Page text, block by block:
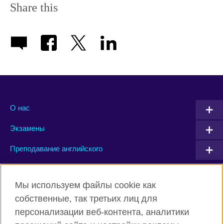
Share this
О нас
Экзамены
Преподавание английского
Facebook Twitter
Мы используем файлы cookie как
собственные, так третьих лиц для
персонализации веб-контента, аналитики